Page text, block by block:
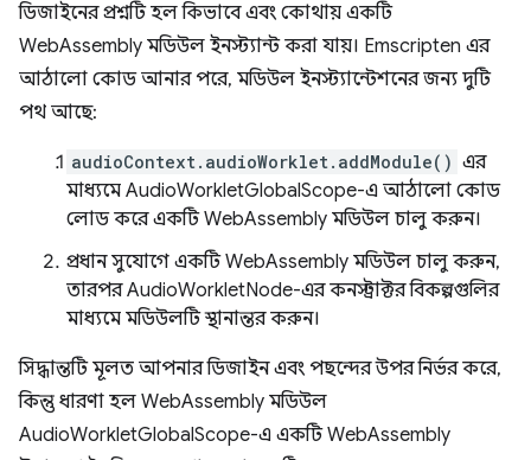
ডিজাইনের প্রশ্নটি হল কিভাবে এবং কোথায় একটি
WebAssembly মডিউল ইনস্ট্যান্ট করা যায়। Emscripten এর
আঠালো কোড আনার পরে, মডিউল ইনস্ট্যান্টেশনের জন্য দুটি
পথ আছে:
audioContext.audioWorklet.addModule() এর
মাধ্যমে AudioWorkletGlobalScope-এ আঠালো কোড
লোড করে একটি WebAssembly মডিউল চালু করুন।
প্রধান সুযোগে একটি WebAssembly মডিউল চালু করুন,
তারপর AudioWorkletNode-এর কনস্ট্রাক্টর বিকল্পগুলির
মাধ্যমে মডিউলটি স্থানান্তর করুন।
সিদ্ধান্তটি মূলত আপনার ডিজাইন এবং পছন্দের উপর নির্ভর করে,
কিন্তু ধারণা হল WebAssembly মডিউল
AudioWorkletGlobalScope-এ একটি WebAssembly